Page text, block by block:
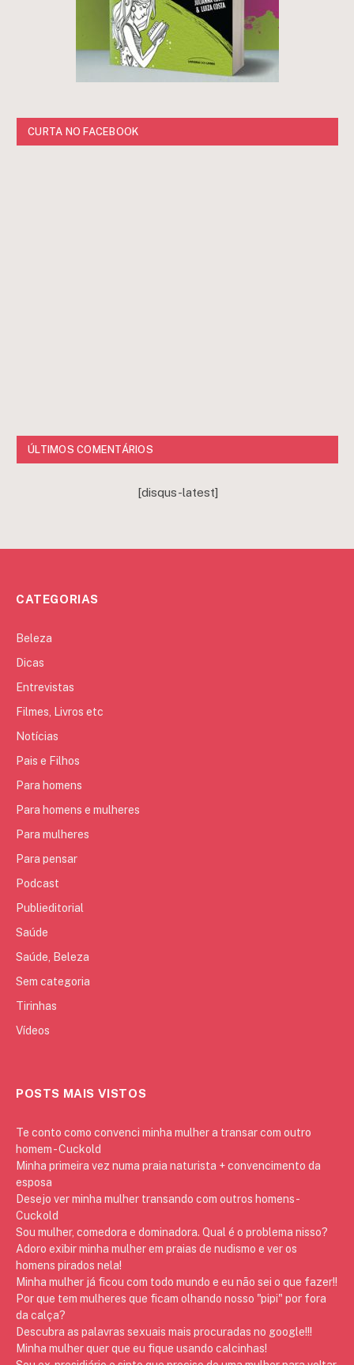
CURTA NO FACEBOOK
ÚLTIMOS COMENTÁRIOS
[disqus-latest]
CATEGORIAS
Beleza
Dicas
Entrevistas
Filmes, Livros etc
Notícias
Pais e Filhos
Para homens
Para homens e mulheres
Para mulheres
Para pensar
Podcast
Publieditorial
Saúde
Saúde, Beleza
Sem categoria
Tirinhas
Vídeos
POSTS MAIS VISTOS
Te conto como convenci minha mulher a transar com outro
homem - Cuckold
Minha primeira vez numa praia naturista + convencimento da
esposa
Desejo ver minha mulher transando com outros homens -
Cuckold
Sou mulher, comedora e dominadora. Qual é o problema nisso?
Adoro exibir minha mulher em praias de nudismo e ver os
homens pirados nela!
Minha mulher já ficou com todo mundo e eu não sei o que fazer!!
Por que tem mulheres que ficam olhando nosso "pipi" por fora
da calça?
Descubra as palavras sexuais mais procuradas no google!!!
Minha mulher quer que eu fique usando calcinhas!